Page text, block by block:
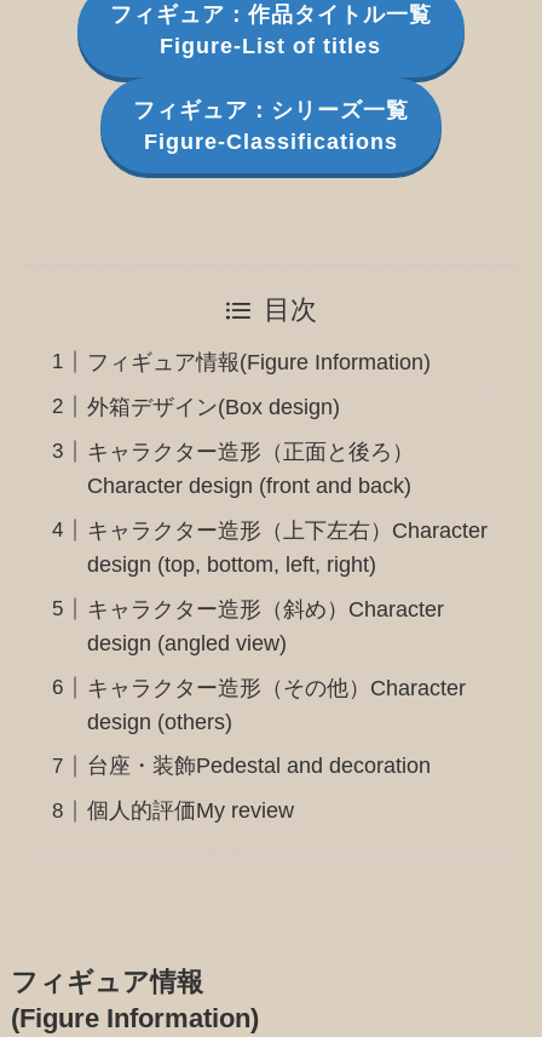
フィギュア：作品タイトル一覧
Figure-List of titles
フィギュア：シリーズ一覧
Figure-Classifications
目次
フィギュア情報(Figure Information)
外箱デザイン(Box design)
キャラクター造形（正面と後ろ）
Character design (front and back)
キャラクター造形（上下左右）Character
design (top, bottom, left, right)
キャラクター造形（斜め）Character
design (angled view)
キャラクター造形（その他）Character
design (others)
台座・装飾Pedestal and decoration
個人的評価My review
フィギュア情報
(Figure Information)